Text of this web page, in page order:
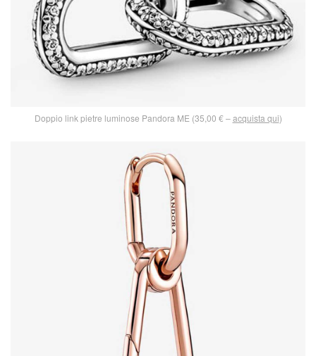
Doppio link pietre luminose Pandora ME (35,00 € –acquista qui)